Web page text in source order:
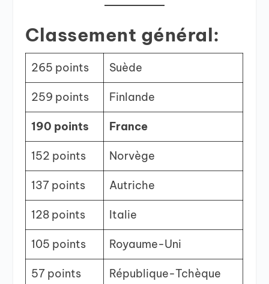
Classement général:
265 points Suède
259 points Finlande
190 points France
152 points Norvège
137 points Autriche
128 points Italie
105 points Royaume-Uni
57 points République-Tchèque